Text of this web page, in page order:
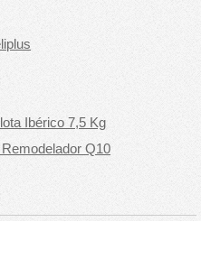
Ibérico 7,5 Kg
Q10